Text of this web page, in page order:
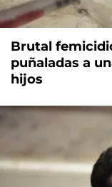
Brutal
puñaladas a
hijos